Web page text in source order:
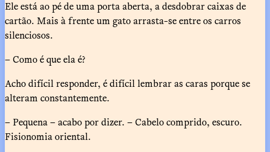
Ele está ao pé de uma porta aberta, a desdobrar caixas de
cartão. Mais à frente um gato arrasta-se entre os carros
silenciosos.
– Como é que ela é?
Acho difícil responder, é difícil lembrar as caras porque se
alteram constantemente.
– Pequena – acabo por dizer. – Cabelo comprido, escuro.
Fisionomia oriental.